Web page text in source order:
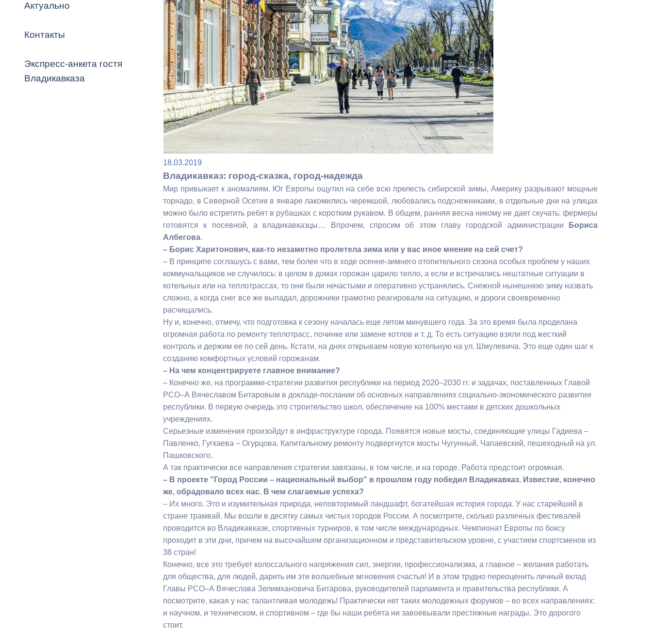
Владикавказ
Распоряжения, постановления Кадровая политика Противодействие коррупции
ОРВ и экспертиза НПА Контактная информация Градостроительная деятельность
Оценка деятельности органов
местного самоуправления
Списки граждан, состоящих на
учете в качестве нуждающихся в
улучшении жилищных условий по
г. Владикавказ
Формирование комфортной
городской среды
Бюджет для граждан
Пространственные сведения
Открытые данные
Общественное обсуждение
документов стратегического
Гражданская оборона в
чрезвычайных ситуациях
Информация о результатах
проверок
Порядок обжалования решений и
действий органов местного
самоуправления
Информация финансового
органа
Бесплатная юридическая помощь
Муниципальный контроль
Актуально
Контакты
Экспресс-анкета гостя
Владикавказа
18.03.2019
Владикавказ: город-сказка, город-надежда
Мир привыкает к аномалиям. Юг Европы ощутил на себе всю прелесть сибирской зимы, Америку разрывают мощные
торнадо, в Северной Осетии в январе лакомились черемшой, любовались подснежниками, в отдельные дни на улицах
можно было встретить ребят в рубашках с коротким рукавом. В общем, ранняя весна никому не дает скучать: фермеры
готовятся к посевной, а владикавказцы… Впрочем, спросим об этом главу городской администрации
Бориса
Албегова.
– Борис Харитонович, как-то незаметно пролетела зима или у вас иное мнение на сей счет?
– В принципе соглашусь с вами, тем более что в ходе осенне-зимнего отопительного сезона особых проблем у наших
коммунальщиков не случилось: в целом в домах горожан царило тепло, а если и встречались нештатные ситуации в
котельных или на теплотрассах, то они были нечастыми и оперативно устранялись. Снежной нынешнюю зиму назвать
сложно, а когда снег все же выпадал, дорожники грамотно реагировали на ситуацию, и дороги своевременно
расчищались.
Ну и, конечно, отмечу, что подготовка к сезону началась еще летом минувшего года. За это время была проделана
огромная работа по ремонту теплотрасс, починке или замене котлов и т. д. То есть ситуацию взяли под жесткий
контроль и держим ее по сей день. Кстати, на днях открываем новую котельную на ул. Шмулевича. Это еще один шаг к
созданию комфортных условий горожанам.
– На чем концентрируете главное внимание?
– Конечно же, на программе-стратегии развития республики на период 2020–2030 гг. и задачах, поставленных Главой
РСО–А Вячеславом Битаровым в докладе-послании об основных направлениях социально-экономического развития
республики. В первую очередь это строительство школ, обеспечение на 100% местами в детских дошкольных
учреждениях.
Серьезные изменения произойдут в инфраструктуре города. Появятся новые мосты, соединяющие улицы Гадиева –
Павленко, Гугкаева – Огурцова. Капитальному ремонту подвергнутся мосты Чугунный, Чапаевский, пешеходный на ул.
Пашковского.
А так практически все направления стратегии завязаны, в том числе, и на городе. Работа предстоит огромная.
– В проекте "Город России – национальный выбор" в прошлом году победил Владикавказ. Известие, конечно
же, обрадовало всех нас. В чем слагаемые успеха?
– Их много. Это и изумительная природа, неповторимый ландшафт, богатейшая история города. У нас старейший в
стране трамвай. Мы вошли в десятку самых чистых городов России. А посмотрите, сколько различных фестивалей
проводится во Владикавказе, спортивных турниров, в том числе международных. Чемпионат Европы по боксу
проходит в эти дни, причем на высочайшем организационном и представительском уровне, с участием спортсменов из
38 стран!
Конечно, все это требует колоссального напряжения сил, энергии, профессионализма, а главное – желания работать
для общества, для людей, дарить им эти волшебные мгновения счастья! И в этом трудно переоценить личный вклад
Главы РСО–А Вячеслава Зелимхановича Битарова, руководителей парламента и правительства республики. А
посмотрите, какая у нас талантливая молодежь! Практически нет таких молодежных форумов – во всех направлениях:
и научном, и техническом, и спортивном – где бы наши ребята ни завоевывали престижные награды. Это дорогого
стоит.